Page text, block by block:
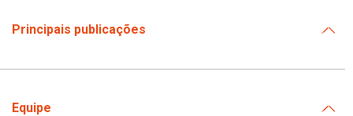
Principais publicações
Equipe